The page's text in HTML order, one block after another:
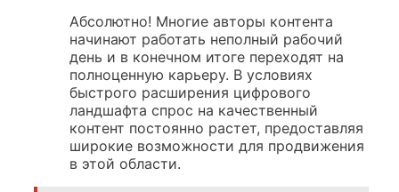
Абсолютно! Многие авторы контента
начинают работать неполный рабочий
день и в конечном итоге переходят на
полноценную карьеру. В условиях
быстрого расширения цифрового
ландшафта спрос на качественный
контент постоянно растет, предоставляя
широкие возможности для продвижения
в этой области.